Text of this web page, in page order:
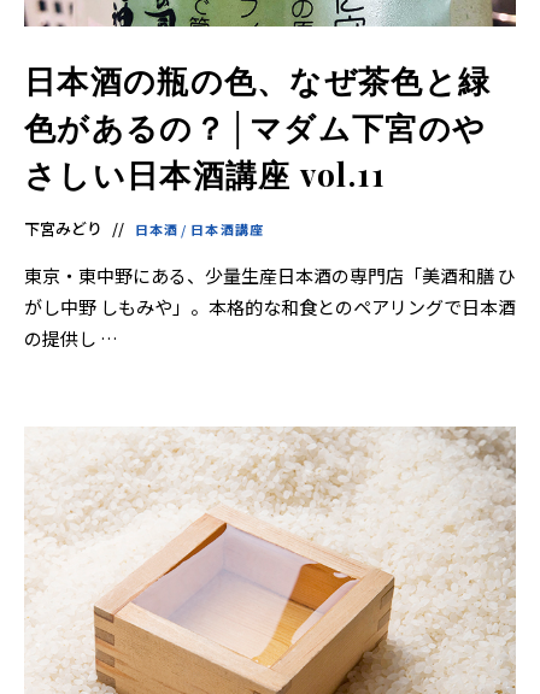
日本酒の瓶の色、なぜ茶色と緑
色があるの？│マダム下宮のや
さしい日本酒講座 vol.11
下宮みどり 日本酒 / 日本酒講座
東京・東中野にある、少量生産日本酒の専門店「美酒和膳 ひ
がし中野 しもみや」。本格的な和食とのペアリングで日本酒
の提供し …